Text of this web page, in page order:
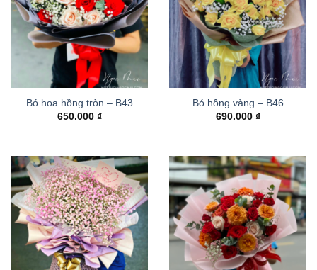
Bó hoa hồng tròn – B43
650.000 ₫
Bó hồng vàng – B46
690.000 ₫